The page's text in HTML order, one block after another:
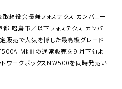
締役会長兼フォステクス カンパニー
都 昭島市／以下フォステクス カンパ
販売で人気を博した最高級グレード
MkⅢの通常販売を9 月下旬よ
トワークボックスNW500を同時発売い